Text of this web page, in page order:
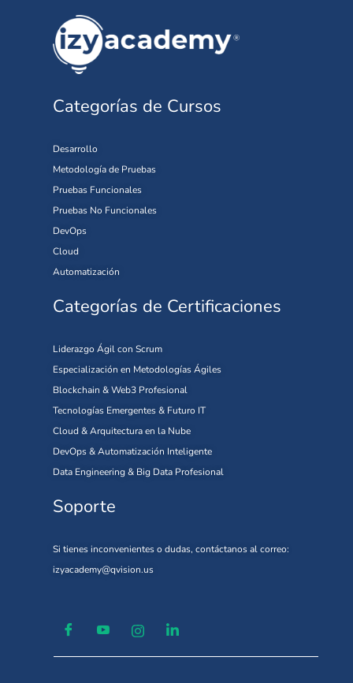
Categorías de Cursos
Desarrollo
Metodología de Pruebas
Pruebas Funcionales
Pruebas No Funcionales
DevOps
Cloud
Automatización
Categorías de Certificaciones
Liderazgo Ágil con Scrum
Especialización en Metodologías Ágiles
Blockchain & Web3 Profesional
Tecnologías Emergentes & Futuro IT
Cloud & Arquitectura en la Nube
DevOps & Automatización Inteligente
Data Engineering & Big Data Profesional
Soporte
Si tienes inconvenientes o dudas, contáctanos al correo:
izyacademy@qvision.us